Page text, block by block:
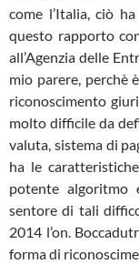
come l’Italia, ciò
questo rapporto
all’Agenzia delle
mio parere, perchè
riconoscimento
molto difficile da
valuta, sistema di
ha le
potente
sentore di tali
2014 l’on.
forma di